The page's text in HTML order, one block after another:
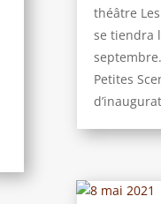
théâtre
se tiendra
Petites